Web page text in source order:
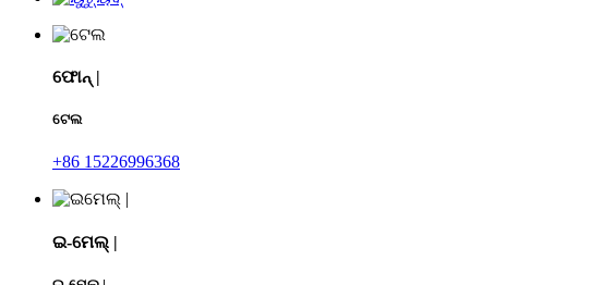
ଫୋନ୍ |
ଟେଲ
+86 15226996368
ଇ-ମେଲ୍ |